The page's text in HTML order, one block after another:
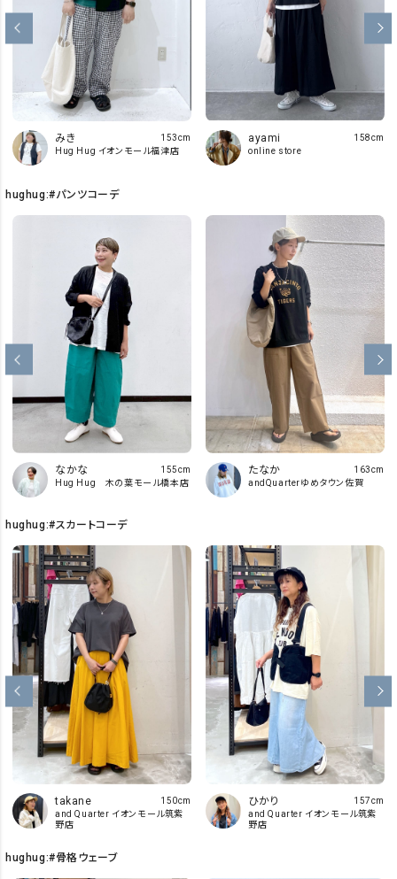
みき
Hug Hug イオンモール福津店
153cm ayami
online store
158cm
hughug:#パンツコーデ
なかな
Hug Hug 木の葉モール橋本店
155cm たなか
andQuarterゆめタウン佐賀
163cm
hughug:#スカートコーデ
takane
and Quarter イオンモール筑紫
野店
150cm ひかり
and Quarter イオンモール筑紫
野店
157cm
hughug:#骨格ウェーブ